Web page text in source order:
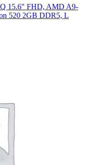
15.6" FHD, AMD A9-
520 2GB DDR5, L